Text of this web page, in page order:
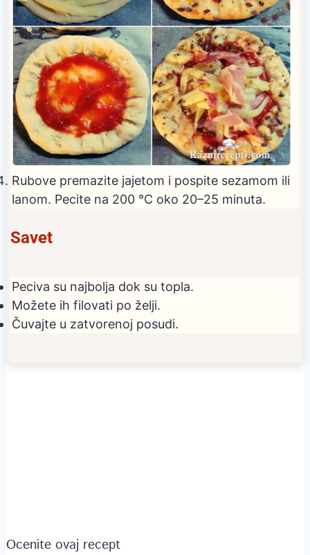
Rubove premazite jajetom i pospite sezamom ili
lanom. Pecite na 200 °C oko 20–25 minuta.
Savet
Peciva su najbolja dok su topla.
Možete ih filovati po želji.
Čuvajte u zatvorenoj posudi.
Ocenite ovaj recept